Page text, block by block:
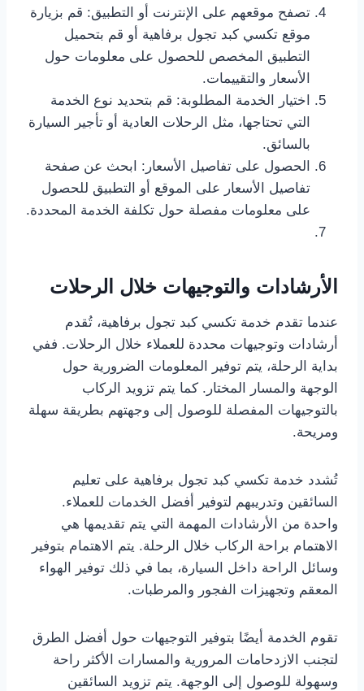
تصفح موقعهم على الإنترنت أو التطبيق: قم بزيارة
موقع تكسي كبد تجول برفاهية أو قم بتحميل
التطبيق المخصص للحصول على معلومات حول
الأسعار والتقييمات.
اختيار الخدمة المطلوبة: قم بتحديد نوع الخدمة
التي تحتاجها، مثل الرحلات العادية أو تأجير السيارة
بالسائق.
الحصول على تفاصيل الأسعار: ابحث عن صفحة
تفاصيل الأسعار على الموقع أو التطبيق للحصول
على معلومات مفصلة حول تكلفة الخدمة المحددة.
الأرشادات والتوجيهات خلال الرحلات
عندما تقدم خدمة تكسي كبد تجول برفاهية، تُقدم
أرشادات وتوجيهات محددة للعملاء خلال الرحلات. ففي
بداية الرحلة، يتم توفير المعلومات الضرورية حول
الوجهة والمسار المختار. كما يتم تزويد الركاب
بالتوجيهات المفصلة للوصول إلى وجهتهم بطريقة سهلة
ومريحة.
تُشدد خدمة تكسي كبد تجول برفاهية على تعليم
السائقين وتدريبهم لتوفير أفضل الخدمات للعملاء.
واحدة من الأرشادات المهمة التي يتم تقديمها هي
الاهتمام براحة الركاب خلال الرحلة. يتم الاهتمام بتوفير
وسائل الراحة داخل السيارة، بما في ذلك توفير الهواء
المعقم وتجهيزات الفجور والمرطبات.
تقوم الخدمة أيضًا بتوفير التوجيهات حول أفضل الطرق
لتجنب الازدحامات المرورية والمسارات الأكثر راحة
وسهولة للوصول إلى الوجهة. يتم تزويد السائقين